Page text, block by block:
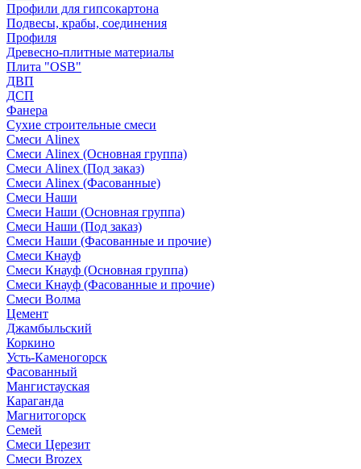
Профили для гипсокартона
Подвесы, крабы, соединения
Профиля
Древесно-плитные материалы
Плита "OSB"
ДВП
ДСП
Фанера
Сухие строительные смеси
Смеси Alinex
Смеси Alinex (Основная группа)
Смеси Alinex (Под заказ)
Смеси Alinex (Фасованные)
Смеси Наши
Смеси Наши (Основная группа)
Смеси Наши (Под заказ)
Смеси Наши (Фасованные и прочие)
Смеси Кнауф
Смеси Кнауф (Основная группа)
Смеси Кнауф (Фасованные и прочие)
Смеси Волма
Цемент
Джамбыльский
Коркино
Усть-Каменогорск
Фасованный
Мангистауская
Караганда
Магнитогорск
Семей
Смеси Церезит
Смеси Brozex